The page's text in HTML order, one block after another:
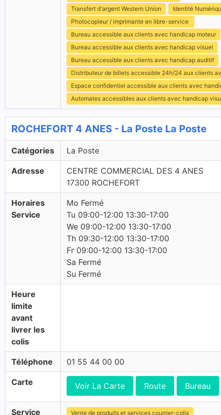
Transfert d'argent Western Union
Identité
Photocopieur / imprimante en libre-service
Bureau accessible aux clients avec handicap moteur
Bureau accessible aux clients avec handicap visuel
Bureau accessible aux clients avec handicap auditif
Distributeur de billets accessible 24h/24 aux clients
Espace confidentiel accessible aux clients avec
Automates accessibles aux clients avec handicap
ROCHEFORT 4 ANES - La Poste La Poste
Catégories La Poste
Adresse
CENTRE COMMERCIAL DES 4 ANES
17300 ROCHEFORT
Horaires
Service
Mo Fermé
Tu 09:00-12:00 13:30-17:00
We 09:00-12:00 13:30-17:00
Th 09:30-12:00 13:30-17:00
Fr 09:00-12:00 13:30-17:00
Sa Fermé
Su Fermé
Heure
limite
avant
livrer les
colis
Téléphone 01 55 44 00 00
Carte Voir La Carte Route Bureau
Service Vente de produits et services courrier-colis